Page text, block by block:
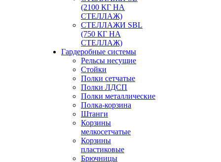
(2100 КГ НА
СТЕЛЛАЖ)
СТЕЛЛАЖИ SBL
(750 КГ НА
СТЕЛЛАЖ)
Гардеробные системы
Рельсы несущие
Стойки
Полки сетчатые
Полки ЛДСП
Полки металлические
Полка-корзина
Штанги
Корзины
мелкосетчатые
Корзины
пластиковые
Брючницы